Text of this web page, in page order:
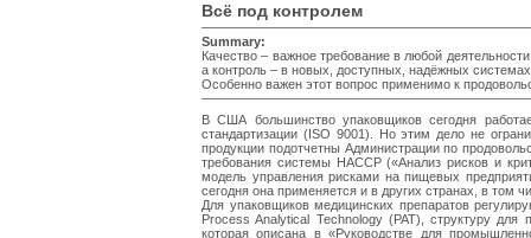
Всё под контролем
Summary:
Качество – важное требование в любой
а контроль – в новых, доступных, надёжных
Особенно важен этот вопрос применимо к
В США большинство упаковщиков сегодня
стандартизации (ISO 9001). Но этим дело не
продукции подотчетны Администрации по
требования системы HACCP («Анализ рисков и
модель управления рисками на пищевых
сегодня она применяется и в других странах, в том
Для упаковщиков медицинских препаратов
Process Analytical Technology (PAT), структуру для
которая описана в «Руководстве для